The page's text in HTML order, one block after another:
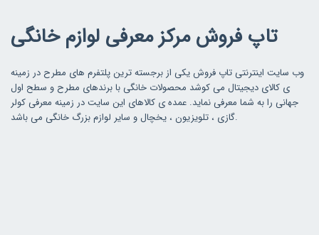
تاپ فروش مرکز معرفی لوازم خانگی
وب سایت اینترنتی تاپ فروش یکی از برجسته ترین پلتفرم های مطرح در زمینه
ی کالای دیجیتال می کوشد محصولات خانگی با برندهای مطرح و سطح اول
جهانی را به شما معرفی نماید. عمده ی کالاهای این سایت در زمینه معرفی کولر
گازی ، تلویزیون ، یخچال و سایر لوازم بزرگ خانگی می باشد.